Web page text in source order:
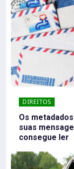
DIREITOS
Os
suas
consegue ler